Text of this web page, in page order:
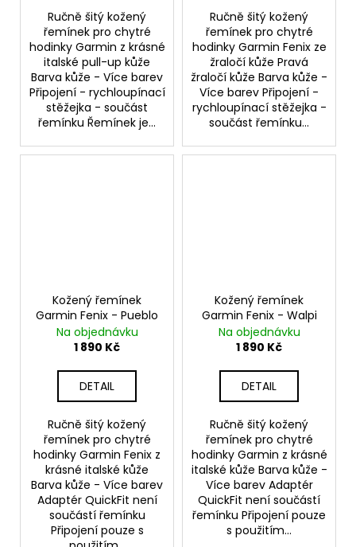
Ručně šitý kožený
řemínek pro chytré
hodinky Garmin z krásné
italské pull-up kůže
Barva kůže - Více barev
Připojení - rychloupínací
stěžejka - součást
řemínku Řemínek je...
Ručně šitý kožený
řemínek pro chytré
hodinky Garmin Fenix ze
žraločí kůže Pravá
žraločí kůže Barva kůže -
Více barev Připojení -
rychloupínací stěžejka -
součást řemínku...
Kožený řemínek
Garmin Fenix - Pueblo
Na objednávku
1 890 Kč
DETAIL
Ručně šitý kožený
řemínek pro chytré
hodinky Garmin Fenix z
krásné italské kůže
Barva kůže - Více barev
Adaptér QuickFit není
součástí řemínku
Připojení pouze s
Kožený řemínek
Garmin Fenix - Walpi
Na objednávku
1 890 Kč
DETAIL
Ručně šitý kožený
řemínek pro chytré
hodinky Garmin z krásné
italské kůže Barva kůže -
Více barev Adaptér
QuickFit není součástí
řemínku Připojení pouze
s použitím...